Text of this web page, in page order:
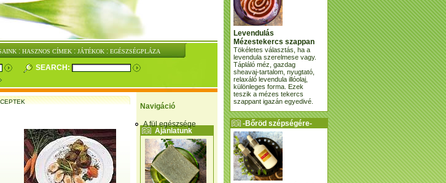
: HASZNOS CÍMEK : JÁTÉKOK : EGÉSZSÉGPLÁZA
SEARCH:
Navigáció
A fül egészsége
Ajánlatunk
Levendulás
Mézestekercs szappan
Tökéletes választás, ha a
levendula szerelmese vagy.
Tápláló méz, gazdag
sheavaj-tartalom, nyugtató,
relaxáló levendula illóolaj,
különleges forma. Ezek
teszik a mézes tekercs
szappant igazán egyedivé.
-Bőröd szépségére-